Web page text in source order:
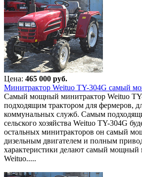
Цена: 465 000 руб.
Минитрактор Weituo TY-304G самый
Самый мощный минитрактор Weituo
подходящим трактором для фермеров,
коммунальных служб. Самым
сельского хозяйства Weituo TY-304G
остальных минитракторов он самый
дизельным двигателем и полным
характеристики делают самый мощный
Weituo.....